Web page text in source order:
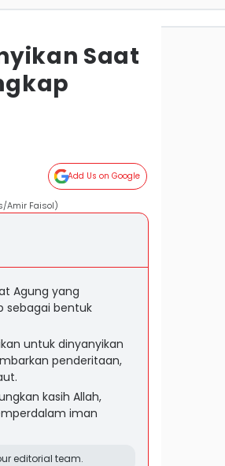
Saat
Add Us on Google
Amir Faisol)
Agung yang
sebagai bentuk
untuk dinyanyikan
penderitaan,
kasih Allah,
iman
editorial team.